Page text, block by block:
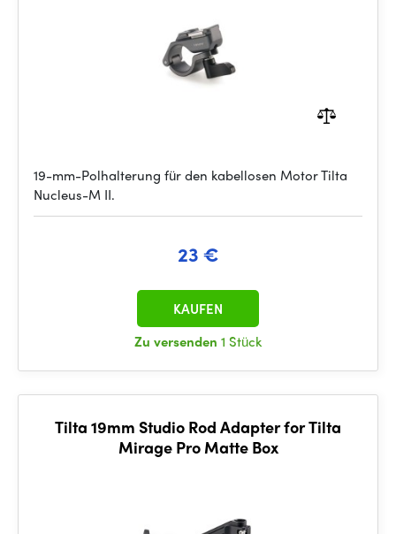
19-mm-Polhalterung für den kabellosen Motor Tilta
Nucleus-M II.
23 €
Zu versenden 1 Stück
KAUFEN
Tilta 19mm Studio Rod Adapter for Tilta
Mirage Pro Matte Box